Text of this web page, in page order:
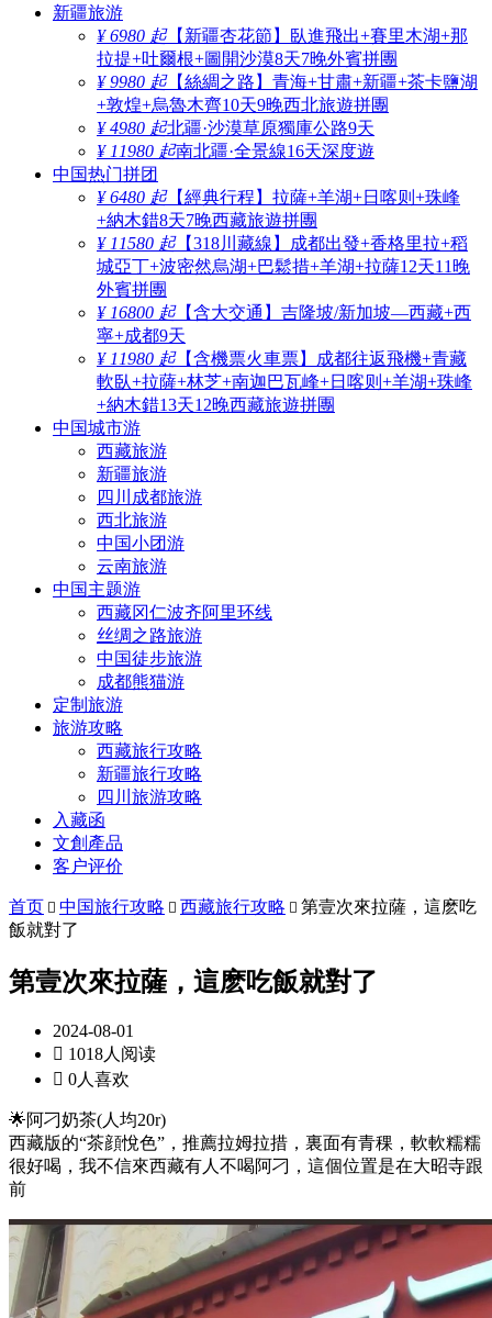
新疆旅游
¥ 6980 起【新疆杏花節】臥進飛出+賽里木湖+那
拉提+吐爾根+圖開沙漠8天7晚外賓拼團
¥ 9980 起【絲綢之路】青海+甘肅+新疆+茶卡鹽湖
+敦煌+烏魯木齊10天9晚西北旅遊拼團
¥ 4980 起北疆·沙漠草原獨庫公路9天
¥ 11980 起南北疆·全景線16天深度遊
中国热门拼团
¥ 6480 起【經典行程】拉薩+羊湖+日喀则+珠峰
+納木錯8天7晚西藏旅遊拼團
¥ 11580 起【318川藏線】成都出發+香格里拉+稻
城亞丁+波密然烏湖+巴鬆措+羊湖+拉薩12天11晚
外賓拼團
¥ 16800 起【含大交通】吉隆坡/新加坡—西藏+西
寧+成都9天
¥ 11980 起【含機票火車票】成都往返飛機+青藏
軟臥+拉薩+林芝+南迦巴瓦峰+日喀则+羊湖+珠峰
+納木錯13天12晚西藏旅遊拼團
中国城市游
西藏旅游
新疆旅游
四川成都旅游
西北旅游
中国小团游
云南旅游
中国主题游
西藏冈仁波齐阿里环线
丝绸之路旅游
中国徒步旅游
成都熊猫游
定制旅游
旅游攻略
西藏旅行攻略
新疆旅行攻略
四川旅游攻略
入藏函
文創產品
客户评价
首页  中国旅行攻略  西藏旅行攻略  第壹次來拉薩，這麽吃
飯就對了
第壹次來拉薩，這麽吃飯就對了
2024-08-01
 1018人阅读
 0人喜欢
🌟阿刁奶茶(人均20r)
西藏版的“茶顔悅色”，推薦拉姆拉措，裏面有青稞，軟軟糯糯
很好喝，我不信來西藏有人不喝阿刁，這個位置是在大昭寺跟
前